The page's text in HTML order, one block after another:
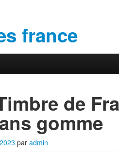
france
de
gomme
par admin